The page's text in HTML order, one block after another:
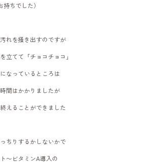
持ちでした）
れを掻き出すのですが
立てて「チョコチョコ」
なっているところは
間はかかりましたが
えることができました
ちりするかしないかで
〜ビタミンA導入の